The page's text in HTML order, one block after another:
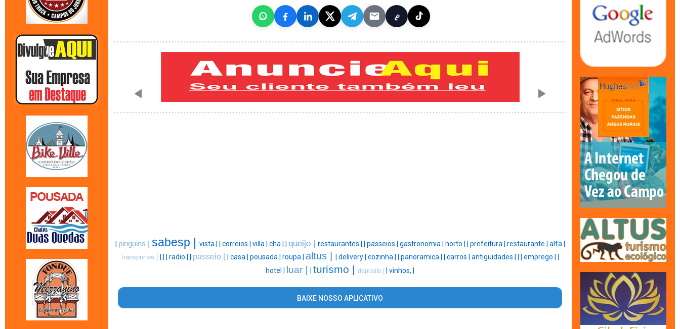
pinguins | sabesp | vista | correios | villa | cha | queijo | restaurantes | passeios | gastronomia | horto | prefeitura | restaurante | alfa |
transportes | radio | passeio | casa | pousada | roupa | altus | delivery | cozinha | panoramica | carros | antiguidades | emprego |
hotel |
luar | turismo | deposito | vinhos, |
BAIXE NOSSO APLICATIVO